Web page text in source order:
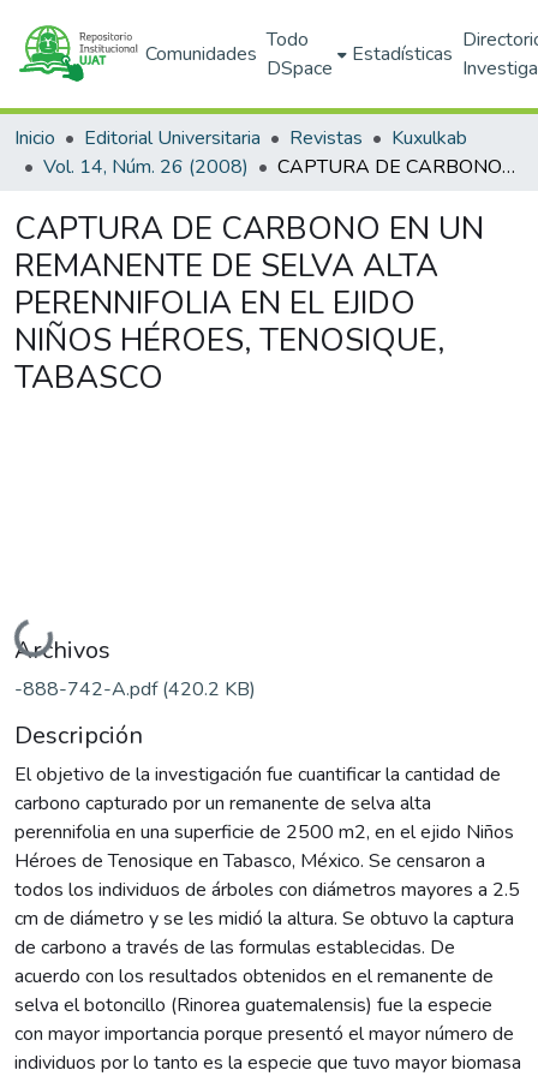
Comunidades
Todo
DSpace
Estadísticas
Inicio Editorial Universitaria Revistas
Kuxulkab
Vol. 14, Núm. 26 (2008)
CAPTURA DE CARBONO EN UN REMANENTE DE SELVA ALTA PERENNIFOLIA EN EL EJIDO NIÑOS HÉROES, TENOSIQUE, TABASCO
CAPTURA DE CARBONO EN UN
REMANENTE DE SELVA ALTA
PERENNIFOLIA EN EL EJIDO
NIÑOS HÉROES, TENOSIQUE,
TABASCO
Cargando...
Archivos
-888-742-A.pdf(420.2 KB)
Descripción
El objetivo de la investigación fue cuantificar la cantidad de
carbono capturado por un remanente de selva alta
perennifolia en una superficie de 2500 m2, en el ejido Niños
Héroes de Tenosique en Tabasco, México. Se censaron a
todos los individuos de árboles con diámetros mayores a 2.5
cm de diámetro y se les midió la altura. Se obtuvo la captura
de carbono a través de las formulas establecidas. De
acuerdo con los resultados obtenidos en el remanente de
selva el botoncillo (Rinorea guatemalensis) fue la especie
con mayor importancia porque presentó el mayor número de
individuos por lo tanto es la especie que tuvo mayor biomasa